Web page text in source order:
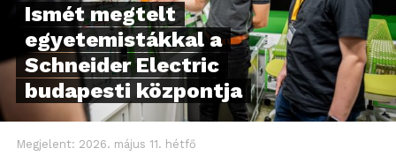
Ismét megtelt
egyetemistákkal a
Schneider Electric
budapesti központja
Megjelent: 2026. május 11. hétfő